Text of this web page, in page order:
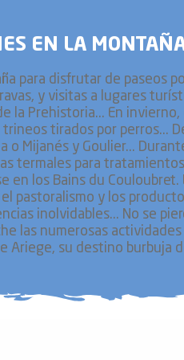
EN LA
para disfrutar de paseos
y visitas a lugares
la Prehistoria... En
tirados por perros...
o Mijanés y Goulier...
termales para
en los Bains du Couloubret.
pastoralismo y los
inolvidables... No se
las numerosas
Ariege, su destino burbuja